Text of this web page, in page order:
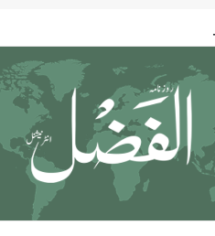
اللہ تعالیٰ بنصرہ العزیز فرمودہ 17؍جولائی 2026ء